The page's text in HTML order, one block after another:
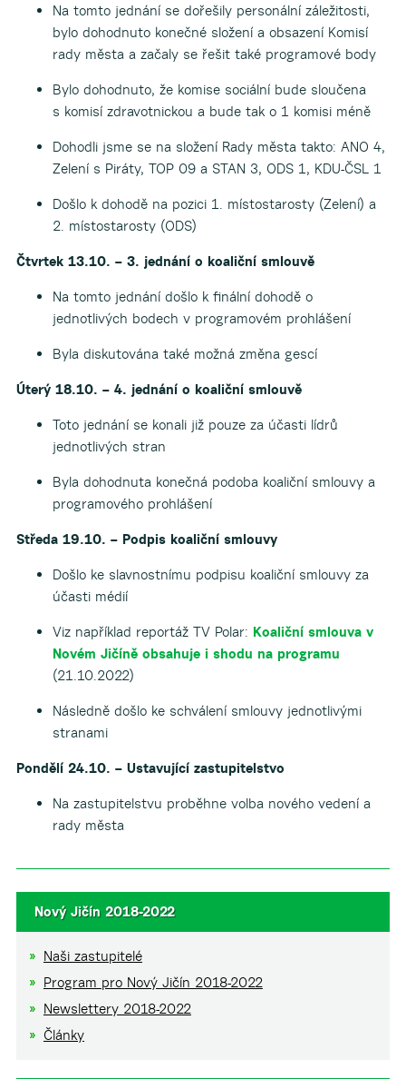
Na tomto jednání se dořešily personální záležitosti,
bylo dohodnuto konečné složení a obsazení Komisí
rady města a začaly se řešit také programové body
Bylo dohodnuto, že komise sociální bude sloučena
s komisí zdravotnickou a bude tak o 1 komisi méně
Dohodli jsme se na složení Rady města takto: ANO 4,
Zelení s Piráty, TOP 09 a STAN 3, ODS 1, KDU-ČSL 1
Došlo k dohodě na pozici 1. místostarosty (Zelení) a
2. místostarosty (ODS)
Čtvrtek 13.10. – 3. jednání o koaliční smlouvě
Na tomto jednání došlo k finální dohodě o
jednotlivých bodech v programovém prohlášení
Byla diskutována také možná změna gescí
Úterý 18.10. – 4. jednání o koaliční smlouvě
Toto jednání se konali již pouze za účasti lídrů
jednotlivých stran
Byla dohodnuta konečná podoba koaliční smlouvy a
programového prohlášení
Středa 19.10. – Podpis koaliční smlouvy
Došlo ke slavnostnímu podpisu koaliční smlouvy za
účasti médií
Viz například reportáž TV Polar: Koaliční smlouva v
Novém Jičíně obsahuje i shodu na programu
(21.10.2022)
Následně došlo ke schválení smlouvy jednotlivými
stranami
Pondělí 24.10. – Ustavující zastupitelstvo
Na zastupitelstvu proběhne volba nového vedení a
rady města
Nový Jičín 2018-2022
Naši zastupitelé
Program pro Nový Jičín 2018-2022
Newslettery 2018-2022
Články